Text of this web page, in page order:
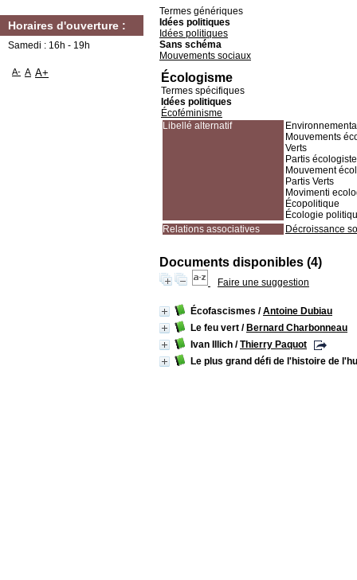
Termes génériques
Idées politiques
Idées politiques
Sans schéma
Mouvements sociaux
Écologisme
Termes spécifiques
Idées politiques
Écoféminisme
Libellé alternatif
Mouvements
Verts
Partis
Mouvement
Partis Verts
Movimenti
Écopolitique
Écologie
Relations associatives
Décroissance
Documents disponibles (4)
Faire une suggestion
Écofascismes /Antoine Dubiau
Le feu vert / Bernard Charbonneau
Ivan Illich /Thierry Paquot
Le plus grand défi de l'histoire de
Horaires d'ouverture :
Samedi : 16h - 19h
A- A A+